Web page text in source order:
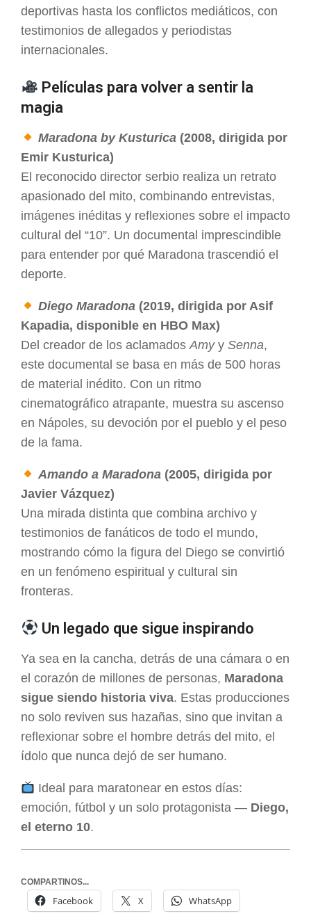
deportivas hasta los conflictos mediáticos, con
testimonios de allegados y periodistas
internacionales.
Películas para volver a sentir la
magia
Maradona by Kusturica (2008, dirigida por
Emir Kusturica)
El reconocido director serbio realiza un retrato
apasionado del mito, combinando entrevistas,
imágenes inéditas y reflexiones sobre el impacto
cultural del “10”. Un documental imprescindible
para entender por qué Maradona trascendió el
deporte.
Diego Maradona (2019, dirigida por Asif
Kapadia, disponible en HBO Max)
Del creador de los aclamadosAmyy Senna,
este documental se basa en más de 500 horas
de material inédito. Con un ritmo
cinematográfico atrapante, muestra su ascenso
en Nápoles, su devoción por el pueblo y el peso
de la fama.
Amando a Maradona (2005, dirigida por
Javier Vázquez)
Una mirada distinta que combina archivo y
testimonios de fanáticos de todo el mundo,
mostrando cómo la figura del Diego se convirtió
en un fenómeno espiritual y cultural sin
fronteras.
Un legado que sigue inspirando
Ya sea en la cancha, detrás de una cámara o en
el corazón de millones de personas, Maradona
sigue siendo historia viva. Estas producciones
no solo reviven sus hazañas, sino que invitan a
reflexionar sobre el hombre detrás del mito, el
ídolo que nunca dejó de ser humano.
Ideal para maratonear en estos días:
emoción, fútbol y un solo protagonista — Diego,
el eterno 10.
COMPARTINOS...
Facebook X WhatsApp